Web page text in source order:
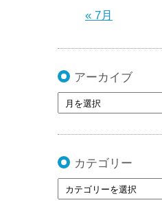
« 7月
アーカイブ
カテゴリー